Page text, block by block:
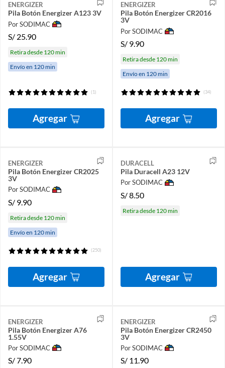
ENERGIZER
Pila Botón Energizer A123 3V
Por SODIMAC
S/ 25.90
Retira desde 120 min
Envío en 120 min
(1)
Agregar
ENERGIZER
Pila Botón Energizer CR2016
3V
Por SODIMAC
S/ 9.90
Retira desde 120 min
Envío en 120 min
(34)
Agregar
ENERGIZER
Pila Botón Energizer CR2025
3V
Por SODIMAC
S/ 9.90
Retira desde 120 min
Envío en 120 min
(250)
Agregar
DURACELL
Pila Duracell A23 12V
Por SODIMAC
S/8.50
Retira desde 120 min
Agregar
ENERGIZER
Pila Botón Energizer A76
1.55V
Por SODIMAC
S/7.90
ENERGIZER
Pila Botón Energizer CR2450
3V
Por SODIMAC
S/ 11.90